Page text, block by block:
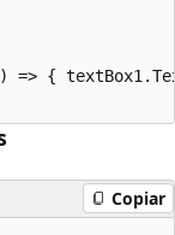
=> {
Copiar